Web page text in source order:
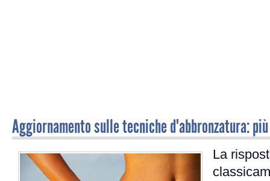
Aggiornamento sulle tecniche d'abbronzatura:
La